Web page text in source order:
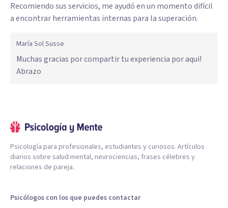
Recomiendo sus servicios, me ayudó en un momento difícil
a encontrar herramientas internas para la superación.
María Sol Susse
Muchas gracias por compartir tu experiencia por aqui!
Abrazo
Psicología para profesionales, estudiantes y curiosos. Artículos
diarios sobre salud mental, neurociencias, frases célebres y
relaciones de pareja.
Psicólogos con los que puedes contactar